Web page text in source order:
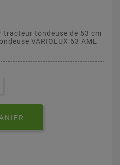
tracteur tondeuse de 63 cm
VARIOLUX 63 AME